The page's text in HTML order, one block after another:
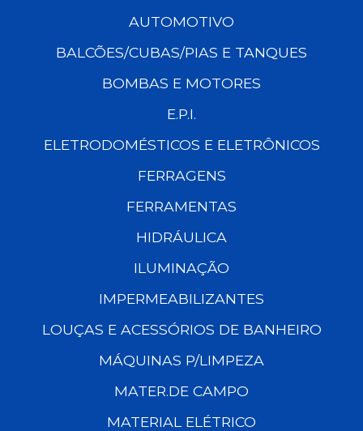
AUTOMOTIVO
BALCÕES/CUBAS/PIAS E TANQUES
BOMBAS E MOTORES
E.P.I.
ELETRODOMÉSTICOS E ELETRÔNICOS
FERRAGENS
FERRAMENTAS
HIDRÁULICA
ILUMINAÇÃO
IMPERMEABILIZANTES
LOUÇAS E ACESSÓRIOS DE BANHEIRO
MÁQUINAS P/LIMPEZA
MATER.DE CAMPO
MATERIAL ELÉTRICO